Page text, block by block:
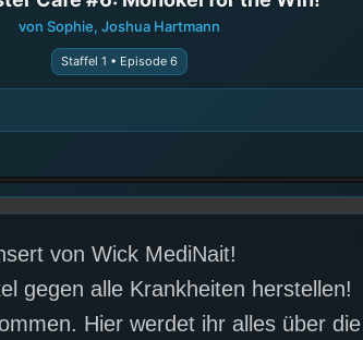
von Sophie, Joshua Hartmann
Staffel 1 • Episode 6
von Wick MediNait!
gegen alle Krankheiten herstellen!
Hier werdet ihr alles über die